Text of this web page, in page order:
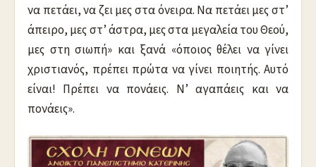
να πετάει, να ζει μες στα όνειρα. Να πετάει μες στ’
άπειρο, μες στ’ άστρα, μες στα μεγαλεία του Θεού,
μες στη σιωπή» και ξανά «όποιος θέλει να γίνει
χριστιανός, πρέπει πρώτα να γίνει ποιητής. Αυτό
είναι! Πρέπει να πονάεις. Ν’ αγαπάεις και να
πονάεις».